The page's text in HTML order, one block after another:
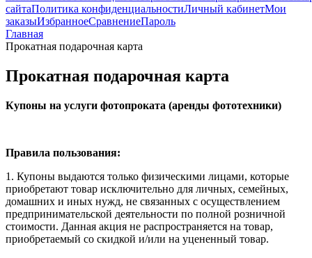
сайтаПолитика конфиденциальностиЛичный кабинетМои
заказыИзбранноеСравнениеПароль
Главная
Прокатная подарочная карта
Прокатная подарочная карта
Купоны на услуги фотопроката (аренды фототехники)
Правила пользования:
1. Купоны выдаются только физическими лицами, которые
приобретают товар исключительно для личных, семейных,
домашних и иных нужд, не связанных с осуществлением
предпринимательской деятельности по полной розничной
стоимости. Данная акция не распространяется на товар,
приобретаемый со скидкой и/или на уцененный товар.